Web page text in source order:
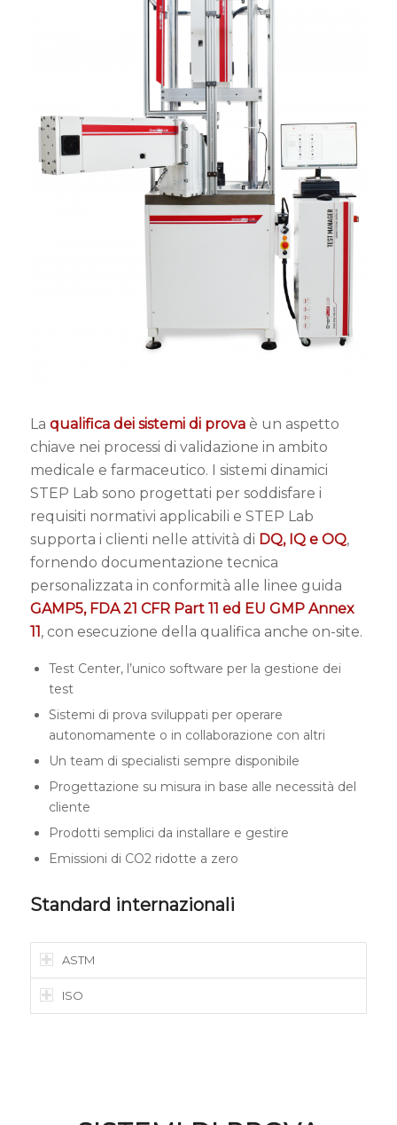
La qualifica dei sistemi di provaè un aspetto
chiave nei processi di validazione in ambito
medicale e farmaceutico. I sistemi dinamici
STEP Lab sono progettati per soddisfare i
requisiti normativi applicabili e STEP Lab
supporta i clienti nelle attività di DQ, IQ e OQ,
fornendo documentazione tecnica
personalizzata in conformità alle linee guida
GAMP5, FDA 21 CFR Part 11 ed EU GMP Annex
11, con esecuzione della qualifica anche on-site.
Test Center, l’unico software per la gestione dei
test
Sistemi di prova sviluppati per operare
autonomamente o in collaborazione con altri
Un team di specialisti sempre disponibile
Progettazione su misura in base alle necessità del
cliente
Prodotti semplici da installare e gestire
Emissioni di CO2 ridotte a zero
Standard internazionali
ASTM
ISO